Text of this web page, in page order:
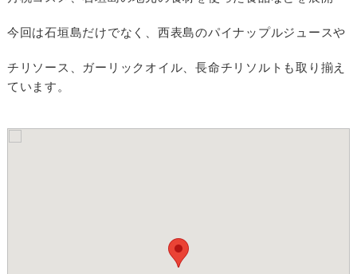
今回は石垣島だけでなく、西表島のパイナップルジュースや
チリソース、ガーリックオイル、長命チリソルトも取り揃え
ています。